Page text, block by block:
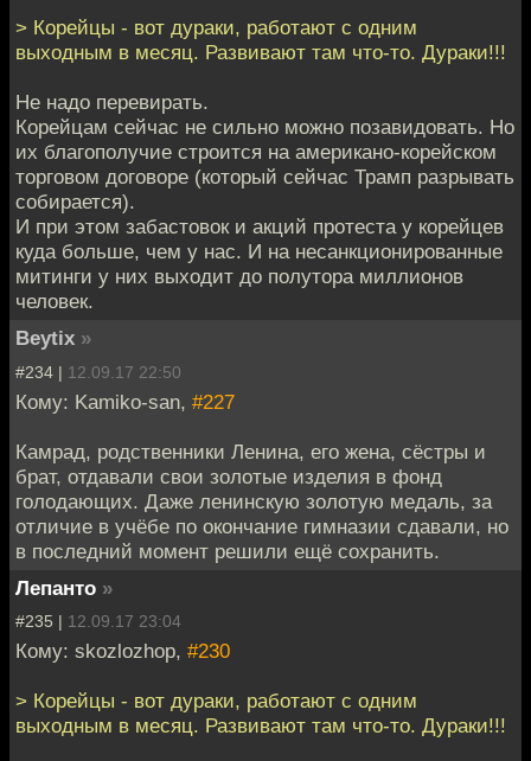
> Корейцы - вот дураки, работают с одним
выходным в месяц. Развивают там что-то. Дураки!!!
Не надо перевирать.
Корейцам сейчас не сильно можно позавидовать. Но
их благополучие строится на американо-корейском
торговом договоре (который сейчас Трамп разрывать
собирается).
И при этом забастовок и акций протеста у корейцев
куда больше, чем у нас. И на несанкционированные
митинги у них выходит до полутора миллионов
человек.
Beytix »
#234 | 12.09.17 22:50
Кому: Kamiko-san, #227
Камрад, родственники Ленина, его жена, сёстры и
брат, отдавали свои золотые изделия в фонд
голодающих. Даже ленинскую золотую медаль, за
отличие в учёбе по окончание гимназии сдавали, но
в последний момент решили ещё сохранить.
Лепанто »
#235 | 12.09.17 23:04
Кому: skozlozhop, #230
> Корейцы - вот дураки, работают с одним
выходным в месяц. Развивают там что-то. Дураки!!!